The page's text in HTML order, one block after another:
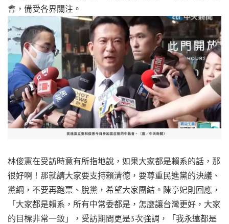
會，備受各界關注。
林俊憲在受訪時意有所指地說，如果大家都是賴系的話，那
很好啊！那就請大家要支持賴清德，要尊重民進黨的決議、
黨綱，不要再跑票、脫黨，希望大家團結。陳亭妃則回應，
「大家都是賴系，所有中常委都是，怎麼讓台灣更好，大家
的目標非常一致」，受訪期間更是3次強調，「我永遠都是